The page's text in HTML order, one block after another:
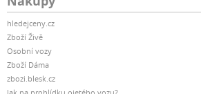
hledejceny.cz
Zboží Živě
Osobní vozy
Zboží Dáma
zbozi.blesk.cz